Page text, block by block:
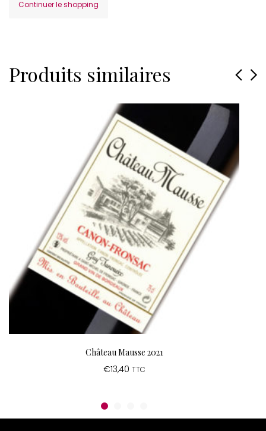
Continuer le shopping
Produits similaires
Château Mausse 2021
€13,40 TTC